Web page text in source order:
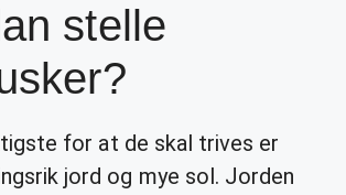
stelle
for at de skal trives er
jord og mye sol. Jorden